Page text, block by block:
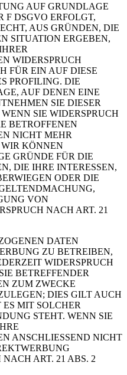
AUF GRUNDLAGE
F DSGVO ERFOLGT,
AUS GRÜNDEN, DIE
SITUATION ERGEBEN,
WIDERSPRUCH
FÜR EIN AUF DIESE
PROFILING. DIE
AUF DENEN EINE
SIE DIESER
SIE WIDERSPRUCH
BETROFFENEN
NICHT MEHR
KÖNNEN
GRÜNDE FÜR DIE
DIE IHRE INTERESSEN,
ODER DIE
VON
NACH ART. 21
DATEN
ZU BETREIBEN,
WIDERSPRUCH
BETREFFENDER
ZUM ZWECKE
DIES GILT AUCH
MIT SOLCHER
STEHT. WENN SIE
ANSCHLIESSEND NICHT
ART. 21 ABS. 2